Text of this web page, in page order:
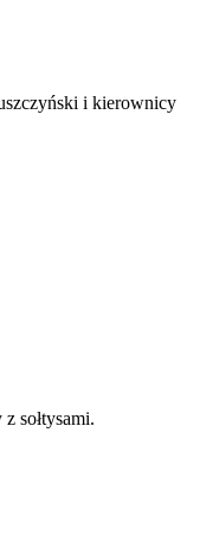
i kierownicy
sołtysami.